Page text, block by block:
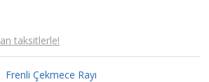
taksitlerle!
Frenli Çekmece Rayı